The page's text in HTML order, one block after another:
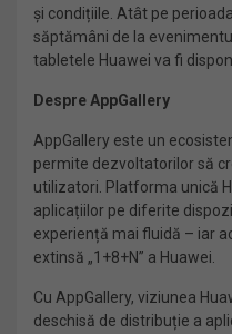
și condițiile. Atât pe
săptămâni de la
tabletele Huawei va fi
Despre AppGallery
AppGallery este un
permite dezvoltatorilor să
utilizatori. Platforma unică
aplicațiilor pe diferite
experiență mai fluidă – iar
extinsă „1+8+N” a Huawei.
Cu AppGallery, viziunea
deschisă de distribuție a